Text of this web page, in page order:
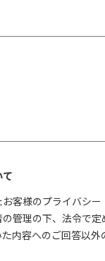
客様のプライバシ
管理の下、法令で
内容へのご回答以外